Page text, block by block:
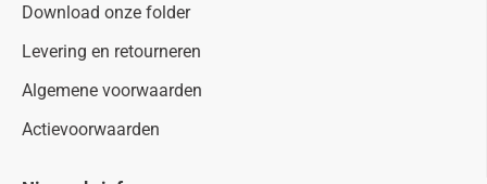
Download onze folder
Levering en retourneren
Algemene voorwaarden
Actievoorwaarden